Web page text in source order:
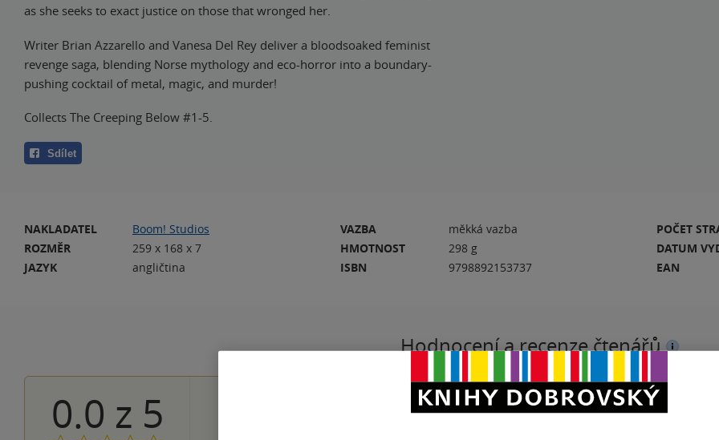
as she seeks to exact justice on those that wronged her.
Writer Brian Azzarello and Vanesa Del Rey deliver a bloodsoaked feminist
revenge saga, blending Norse mythology and eco-horror into a boundary-
pushing cocktail of metal, magic, and murder!
Collects The Creeping Below #1-5.
Sdílet
NAKLADATEL
Boom! Studios
ROZMĚR
259 x 168 x 7
JAZYK
angličtina
VAZBA
měkká vazba
HMOTNOST
298 g
ISBN
9798892153737
POČET
DATUM
EAN
Hodnocení a recenze čtenářů
0.0 z 5